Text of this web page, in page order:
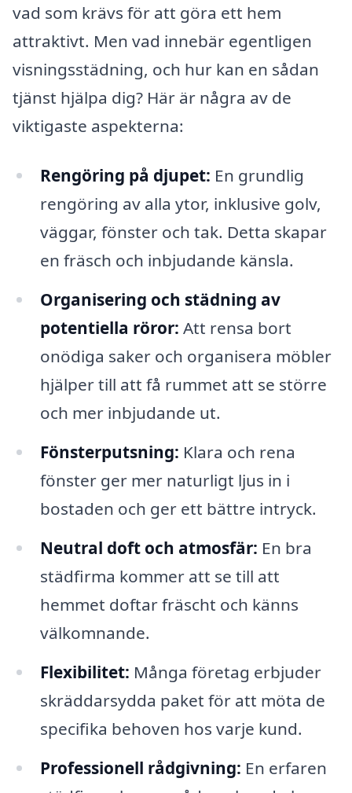
vad som krävs för att göra ett hem
attraktivt. Men vad innebär egentligen
visningsstädning, och hur kan en sådan
tjänst hjälpa dig? Här är några av de
viktigaste aspekterna:
Rengöring på djupet: En grundlig
rengöring av alla ytor, inklusive golv,
väggar, fönster och tak. Detta skapar
en fräsch och inbjudande känsla.
Organisering och städning av
potentiella röror: Att rensa bort
onödiga saker och organisera möbler
hjälper till att få rummet att se större
och mer inbjudande ut.
Fönsterputsning: Klara och rena
fönster ger mer naturligt ljus in i
bostaden och ger ett bättre intryck.
Neutral doft och atmosfär: En bra
städfirma kommer att se till att
hemmet doftar fräscht och känns
välkomnande.
Flexibilitet: Många företag erbjuder
skräddarsydda paket för att möta de
specifika behoven hos varje kund.
Professionell rådgivning: En erfaren